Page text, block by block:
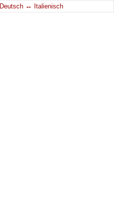
Deutsch ↔ Italienisch